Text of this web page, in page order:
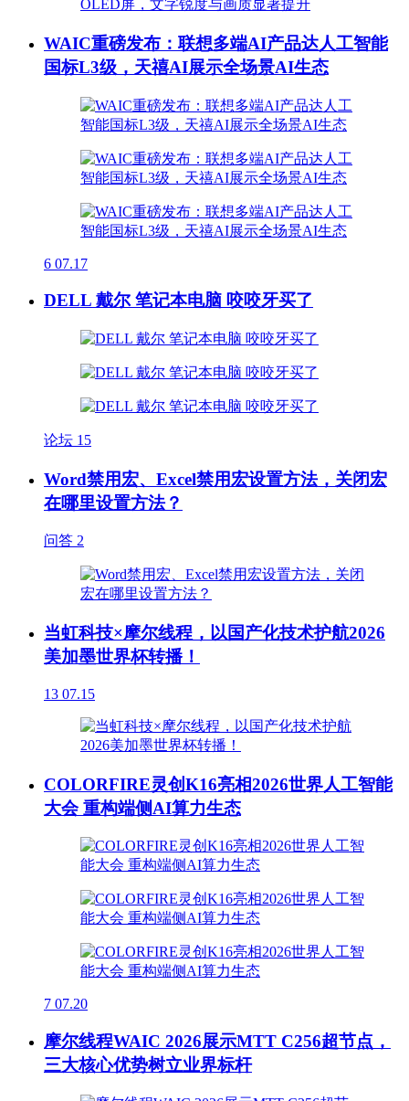
WAIC重磅发布：联想多端AI产品达人工智能
国标L3级，天禧AI展示全场景AI生态
6 07.17
DELL 戴尔 笔记本电脑 咬咬牙买了
论坛 15
Word禁用宏、Excel禁用宏设置方法，关闭宏
在哪里设置方法？
问答 2
当虹科技×摩尔线程，以国产化技术护航2026
美加墨世界杯转播！
13 07.15
COLORFIRE灵创K16亮相2026世界人工智能
大会 重构端侧AI算力生态
7 07.20
摩尔线程WAIC 2026展示MTT C256超节点，
三大核心优势树立业界标杆